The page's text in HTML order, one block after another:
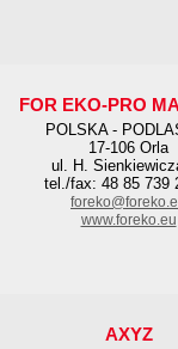
FOR EKO-PRO
POLSKA -
17-106 Orla
ul. H.
tel./fax: 48 85 739
www.foreko.eu
AXYZ